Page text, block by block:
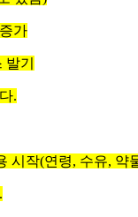
가
기
.
시작(연령, 수유, 약